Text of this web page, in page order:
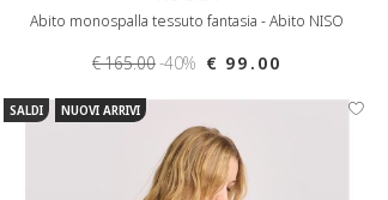
Abito monospalla tessuto fantasia - Abito NISO
€ 165.00-40% € 99.00
SALDI NUOVI ARRIVI